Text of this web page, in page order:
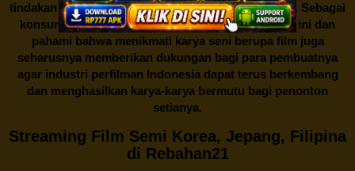
tindakan ini terhadap para pelaku industri perfilman. Sebagai
konsumen, bijaklah dalam menggunakan platform ini dan
pahami bahwa menikmati karya seni berupa film juga
seharusnya memberikan dukungan bagi para pembuatnya
agar industri perfilman Indonesia dapat terus berkembang
dan menghasilkan karya-karya bermutu bagi penonton
setianya.
Streaming Film Semi Korea, Jepang, Filipina
di Rebahan21